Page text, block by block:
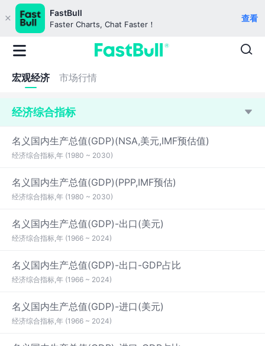
FastBull
Faster Charts, Chat Faster！
查看
宏观经济 市场行情
经济综合指标
名义国内生产总值(GDP)(NSA,美元,IMF预估值)
经济综合指标,年 (1980 ~ 2030)
名义国内生产总值(GDP)(PPP,IMF预估)
经济综合指标,年 (1980 ~ 2030)
名义国内生产总值(GDP)-出口(美元)
经济综合指标,年 (1966 ~ 2024)
名义国内生产总值(GDP)-出口-GDP占比
经济综合指标,年 (1966 ~ 2024)
名义国内生产总值(GDP)-进口(美元)
经济综合指标,年 (1966 ~ 2024)